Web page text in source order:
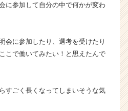
に参加して自分の中で何かが変わ
会に参加したり、選考を受けたり
こで働いてみたい！と思えたんで
すごく長くなってしまいそうな気